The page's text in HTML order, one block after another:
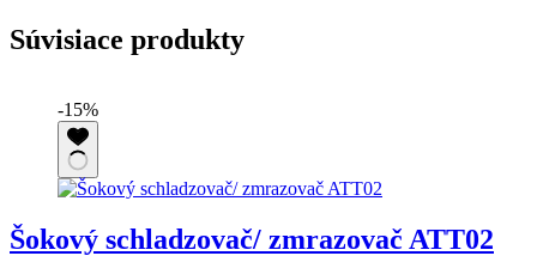
Súvisiace produkty
-15%
Šokový schladzovač/ zmrazovač ATT02